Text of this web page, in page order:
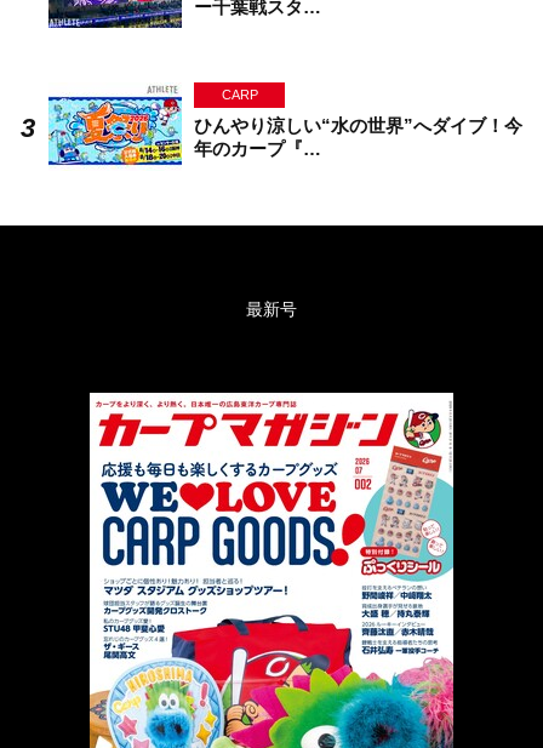
ー千葉戦スタ…
CARP
ひんやり涼しい“水の世界”へダイブ！今
年のカープ『…
最新号